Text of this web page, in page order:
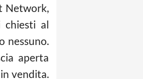
Network,
chiesti al
nessuno.
aperta
vendita.